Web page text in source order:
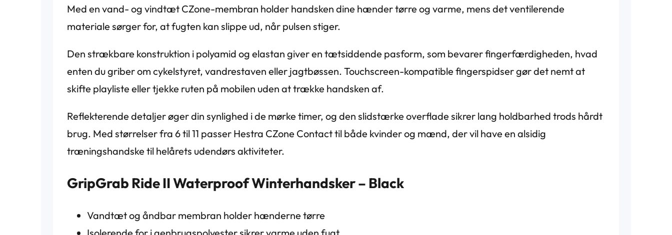
Med en vand- og vindtæt CZone-membran holder handsken dine hænder tørre og varme, mens det ventilerende
materiale sørger for, at fugten kan slippe ud, når pulsen stiger.
Den strækbare konstruktion i polyamid og elastan giver en tætsiddende pasform, som bevarer fingerfærdigheden, hvad
enten du griber om cykelstyret, vandrestaven eller jagtbøssen. Touchscreen-kompatible fingerspidser gør det nemt at
skifte playliste eller tjekke ruten på mobilen uden at trække handsken af.
Reflekterende detaljer øger din synlighed i de mørke timer, og den slidstærke overflade sikrer lang holdbarhed trods hårdt
brug. Med størrelser fra 6 til 11 passer Hestra CZone Contact til både kvinder og mænd, der vil have en alsidig
træningshandske til helårets udendørs aktiviteter.
GripGrab Ride II Waterproof Winterhandsker – Black
Vandtæt og åndbar membran holder hænderne tørre